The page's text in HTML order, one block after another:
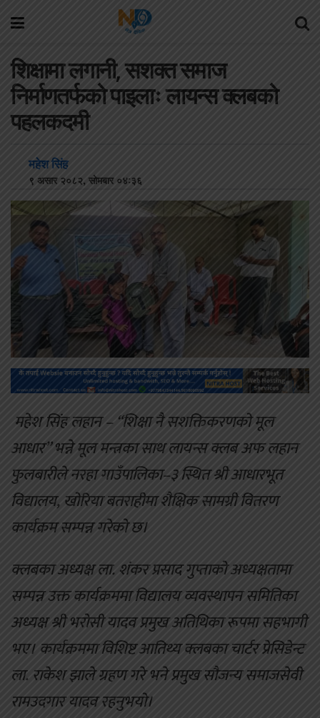
शिक्षामा लगानी, सशक्त समाज
निर्माणतर्फको पाइलाः लायन्स क्लबको
पहलकदमी
महेश सिंह
९ असार २०८२, सोमबार ०४:३६
महेश सिंह लहान – “शिक्षा नै सशक्तिकरणको मूल
आधार” भन्ने मूल मन्त्रका साथ लायन्स क्लब अफ लहान
फुलबारीले नरहा गाउँपालिका–३ स्थित श्री आधारभूत
विद्यालय, खोरिया बतराहीमा शैक्षिक सामग्री वितरण
कार्यक्रम सम्पन्न गरेको छ।
क्लबका अध्यक्ष ला. शंकर प्रसाद गुप्ताको अध्यक्षतामा
सम्पन्न उक्त कार्यक्रममा विद्यालय व्यवस्थापन समितिका
अध्यक्ष श्री भरोसी यादव प्रमुख अतिथिका रूपमा सहभागी
भए। कार्यक्रममा विशिष्ट आतिथ्य क्लबका चार्टर प्रेसिडेन्ट
ला. राकेश झाले ग्रहण गरे भने प्रमुख सौजन्य समाजसेवी
रामउदगार यादव रहनुभयो।